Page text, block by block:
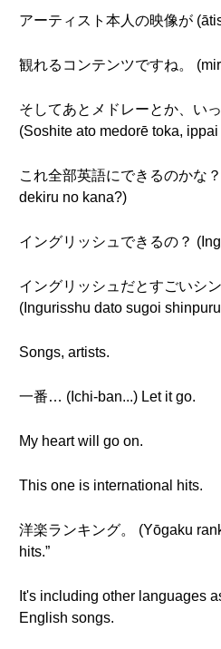
アーティスト本人の映像が
観れるコンテンツですね。
そしてあとメドレーとか、い
(Soshite ato medorē toka,
これ全部英語にできるのかな
dekiru no kana?)
イングリッシュできるの？
イングリッシュだとすごいシ
(Ingurisshu dato sugoi
Songs, artists.
一番… (Ichi-ban...) Let it go.
My heart will go on.
This one is international hits.
洋楽ランキング。 (Yōgaku
hits.”
It's including other languages
English songs.